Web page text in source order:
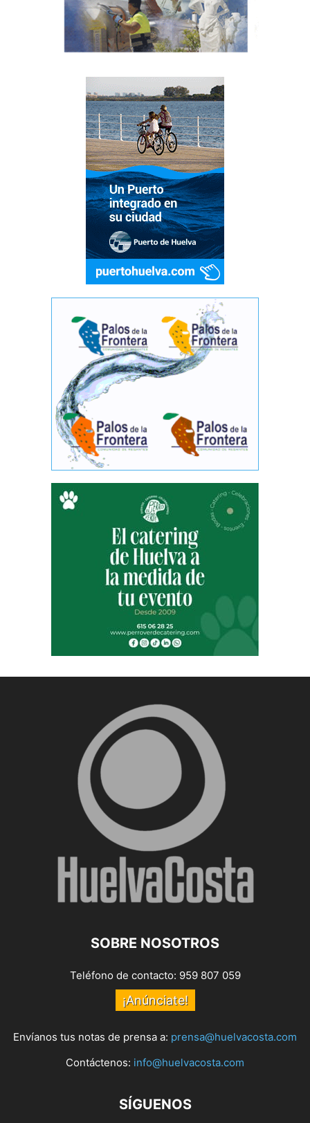
SOBRE NOSOTROS
Teléfono de contacto: 959 807 059
¡Anúnciate!
Envíanos tus notas de prensa a: prensa@huelvacosta.com
Contáctenos: info@huelvacosta.com
SÍGUENOS